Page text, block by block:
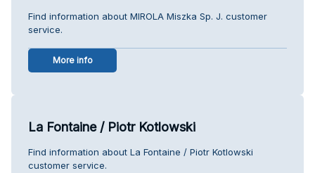
Find information about MIROLA Miszka Sp. J. customer
service.
More info
La Fontaine / Piotr Kotlowski
Find information about La Fontaine / Piotr Kotlowski
customer service.